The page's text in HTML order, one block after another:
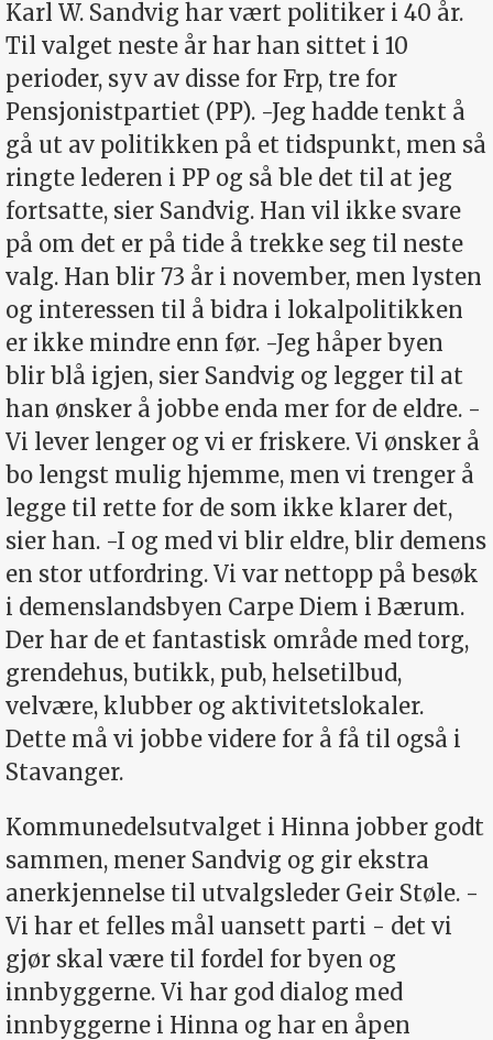
Karl W. Sandvig har vært politiker i 40 år.
Til valget neste år har han sittet i 10
perioder, syv av disse for Frp, tre for
Pensjonistpartiet (PP). -Jeg hadde tenkt å
gå ut av politikken på et tidspunkt, men så
ringte lederen i PP og så ble det til at jeg
fortsatte, sier Sandvig. Han vil ikke svare
på om det er på tide å trekke seg til neste
valg. Han blir 73 år i november, men lysten
og interessen til å bidra i lokalpolitikken
er ikke mindre enn før. -Jeg håper byen
blir blå igjen, sier Sandvig og legger til at
han ønsker å jobbe enda mer for de eldre. -
Vi lever lenger og vi er friskere. Vi ønsker å
bo lengst mulig hjemme, men vi trenger å
legge til rette for de som ikke klarer det,
sier han. -I og med vi blir eldre, blir demens
en stor utfordring. Vi var nettopp på besøk
i demenslandsbyen Carpe Diem i Bærum.
Der har de et fantastisk område med torg,
grendehus, butikk, pub, helsetilbud,
velvære, klubber og aktivitetslokaler.
Dette må vi jobbe videre for å få til også i
Stavanger.
Kommunedelsutvalget i Hinna jobber godt
sammen, mener Sandvig og gir ekstra
anerkjennelse til utvalgsleder Geir Støle. -
Vi har et felles mål uansett parti - det vi
gjør skal være til fordel for byen og
innbyggerne. Vi har god dialog med
innbyggerne i Hinna og har en åpen